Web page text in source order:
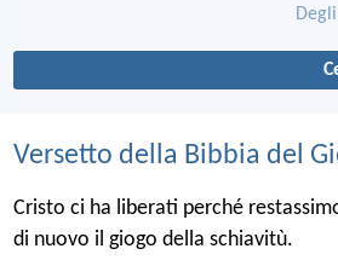
Degli
Versetto della Bibbia del
Cristo ci ha liberati perché
di nuovo il giogo della schiavitù.